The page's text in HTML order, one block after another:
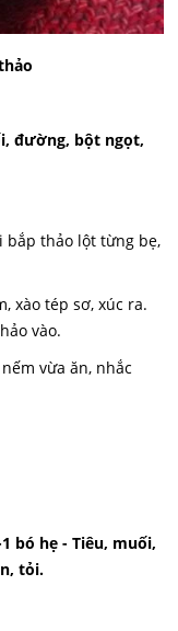
đường, bột ngọt,
bắp thảo lột từng bẹ,
xào tép sơ, xúc ra.
vào.
vừa ăn, nhắc
bó hẹ - Tiêu, muối,
tỏi.